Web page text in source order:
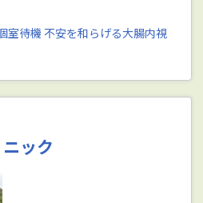
室待機 不安を和らげる大腸内視
ック